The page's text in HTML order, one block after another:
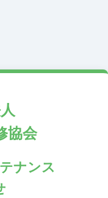
協会
ナンス